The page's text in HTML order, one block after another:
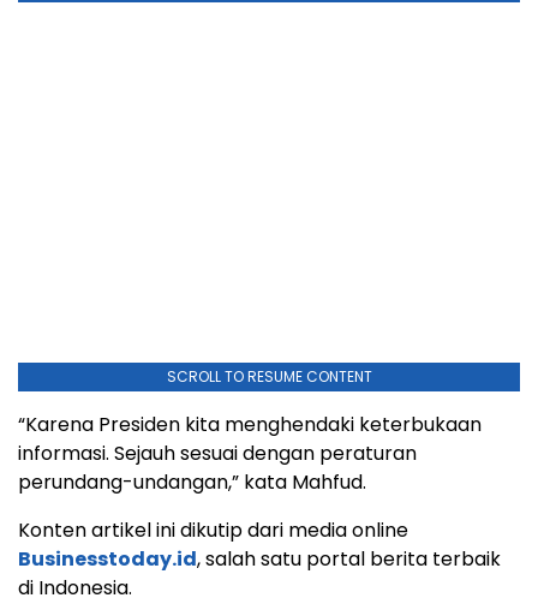
SCROLL TO RESUME CONTENT
“Karena Presiden kita menghendaki keterbukaan
informasi. Sejauh sesuai dengan peraturan
perundang-undangan,” kata Mahfud.
Konten artikel ini dikutip dari media online
Businesstoday.id, salah satu portal berita terbaik
di Indonesia.